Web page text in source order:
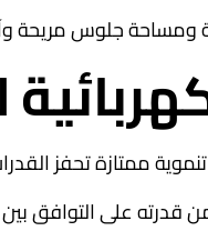
ومساحة جلوس مريحة
ممتازة تحفز
على التوافق